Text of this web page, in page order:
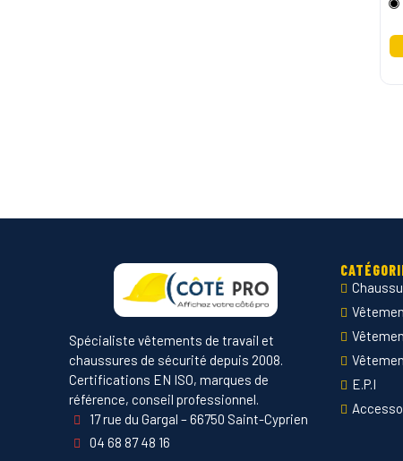
Spécialiste vêtements de travail et
chaussures de sécurité depuis 2008.
Certifications EN ISO, marques de
référence, conseil professionnel.
17 rue du Gargal – 66750 Saint-Cyprien
04 68 87 48 16
E.P.I